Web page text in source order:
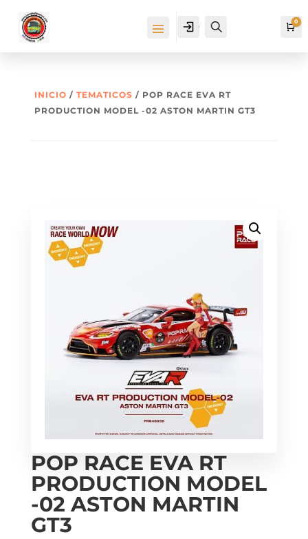
Cuenta 0
INICIO / TEMATICOS / POP RACE EVA RT
PRODUCTION MODEL -02 ASTON MARTIN GT3
POP RACE EVA RT
PRODUCTION MODEL
-02 ASTON MARTIN
GT3